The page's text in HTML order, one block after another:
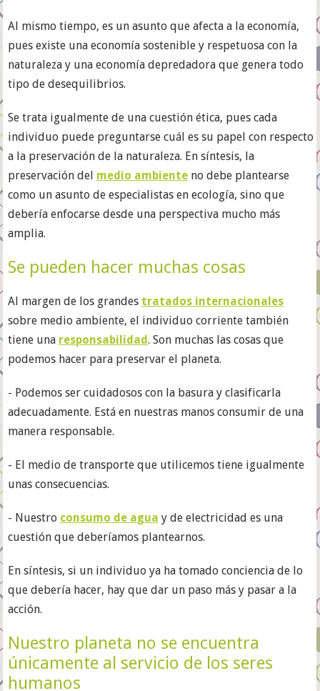
Al mismo tiempo, es un asunto que afecta a la economía,
pues existe una economía sostenible y respetuosa con la
naturaleza y una economía depredadora que genera todo
tipo de desequilibrios.
Se trata igualmente de una cuestión ética, pues cada
individuo puede preguntarse cuál es su papel con respecto
a la preservación de la naturaleza. En síntesis, la
preservación del medio ambiente no debe plantearse
como un asunto de especialistas en ecología, sino que
debería enfocarse desde una perspectiva mucho más
amplia.
Se pueden hacer muchas cosas
Al margen de los grandes tratados internacionales
sobre medio ambiente, el individuo corriente también
tiene una responsabilidad. Son muchas las cosas que
podemos hacer para preservar el planeta.
- Podemos ser cuidadosos con la basura y clasificarla
adecuadamente. Está en nuestras manos consumir de una
manera responsable.
- El medio de transporte que utilicemos tiene igualmente
unas consecuencias.
- Nuestro consumo de agua y de electricidad es una
cuestión que deberíamos plantearnos.
En síntesis, si un individuo ya ha tomado conciencia de lo
que debería hacer, hay que dar un paso más y pasar a la
acción.
Nuestro planeta no se encuentra
únicamente al servicio de los seres
humanos